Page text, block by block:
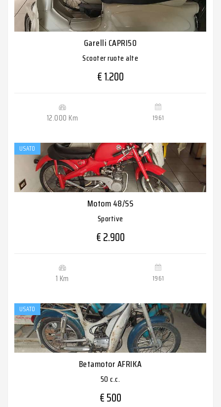
Garelli CAPRI50
Scooter ruote alte
€ 1.200
12.000 Km 1961
USATO
Motom 48/SS
Sportive
€ 2.900
1 Km 1961
USATO
Betamotor AFRIKA
50 c.c.
€ 500